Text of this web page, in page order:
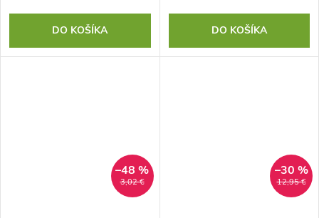
DO KOŠÍKA DO KOŠÍKA
3,02 €
–48 %
12,95 €
–30 %